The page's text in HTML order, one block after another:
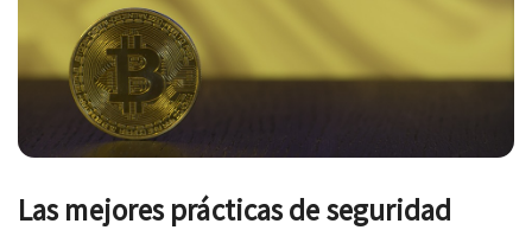
Las mejores prácticas de seguridad